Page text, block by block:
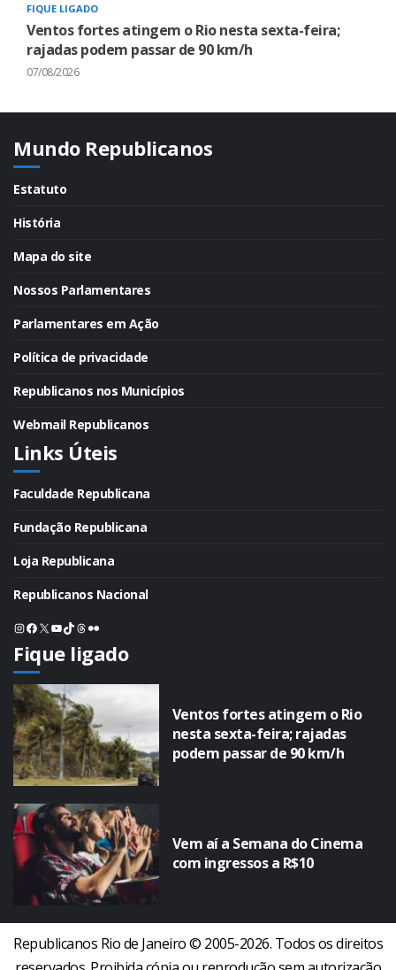
FIQUE LIGADO
Ventos fortes atingem o Rio nesta sexta-feira;
rajadas podem passar de 90 km/h
07/08/2026
Mundo Republicanos
Estatuto
História
Mapa do site
Nossos Parlamentares
Parlamentares em Ação
Política de privacidade
Republicanos nos Municípios
Webmail Republicanos
Links Úteis
Faculdade Republicana
Fundação Republicana
Loja Republicana
Republicanos Nacional
Instagram
Facebook
X Youtube
TikTok
Threads
Flickr
Fique ligado
Ventos fortes atingem o Rio
nesta sexta-feira; rajadas
podem passar de 90 km/h
Vem aí a Semana do Cinema
com ingressos a R$10
Republicanos Rio de Janeiro © 2005-2026. Todos os direitos